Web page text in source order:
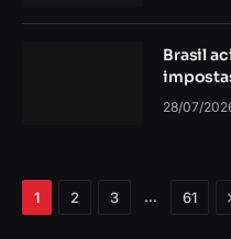
Brasil
28/07/
1 2 3 … 61